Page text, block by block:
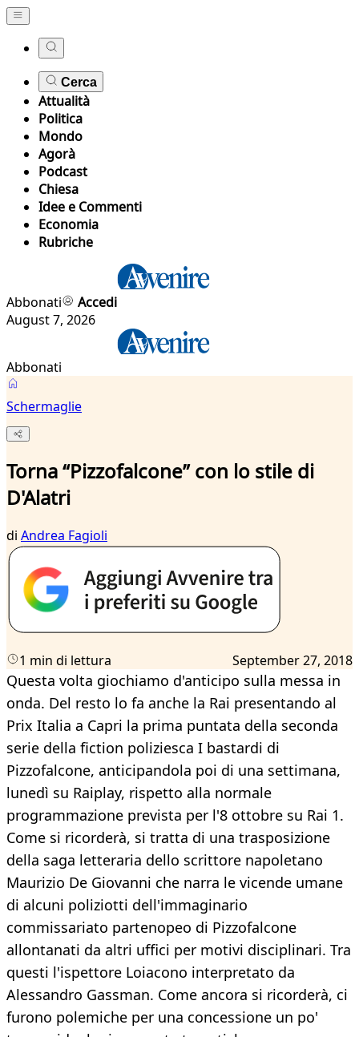
Cerca
Attualità
Politica
Mondo
Agorà
Podcast
Chiesa
Idee e Commenti
Economia
Rubriche
Abbonati
Accedi
August 7, 2026
Abbonati
Schermaglie
Torna “Pizzofalcone” con lo stile di
D'Alatri
di Andrea Fagioli
1 min di lettura September 27, 2018
Questa volta giochiamo d'anticipo sulla messa in
onda. Del resto lo fa anche la Rai presentando al
Prix Italia a Capri la prima puntata della seconda
serie della fiction poliziesca I bastardi di
Pizzofalcone, anticipandola poi di una settimana,
lunedì su Raiplay, rispetto alla normale
programmazione prevista per l'8 ottobre su Rai 1.
Come si ricorderà, si tratta di una trasposizione
della saga letteraria dello scrittore napoletano
Maurizio De Giovanni che narra le vicende umane
di alcuni poliziotti dell'immaginario
commissariato partenopeo di Pizzofalcone
allontanati da altri uffici per motivi disciplinari. Tra
questi l'ispettore Loiacono interpretato da
Alessandro Gassman. Come ancora si ricorderà, ci
furono polemiche per una concessione un po'